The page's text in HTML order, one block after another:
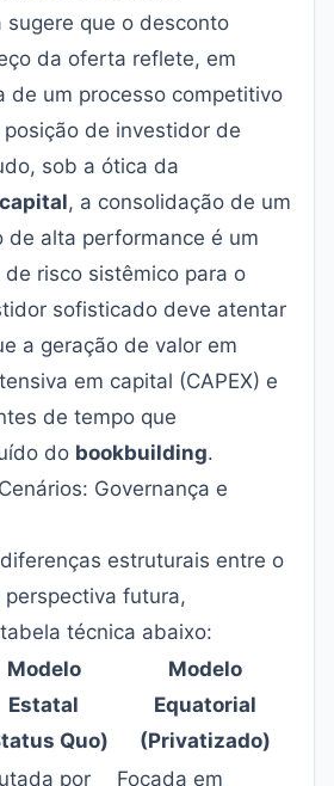
sugere que o desconto
da oferta reflete, em
de um processo competitivo
de investidor de
sob a ótica da
, a consolidação de um
de alta performance é um
risco sistêmico para o
sofisticado deve atentar
a geração de valor em
em capital (CAPEX) e
de tempo que
do bookbuilding.
Governança e
estruturais entre o
futura,
técnica abaixo:
Modelo
Estatal
Quo)
Modelo
Equatorial
(Privatizado)
por
Focada em